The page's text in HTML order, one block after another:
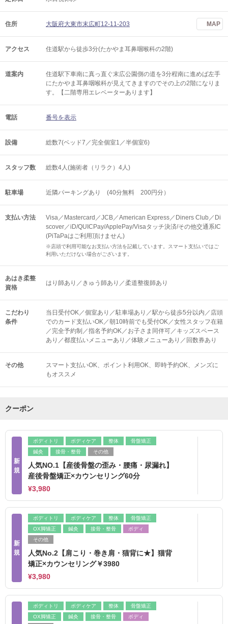
住所 大阪府大東市末広町12-11-203 MAP
アクセス 住道駅から徒歩3分(たかやま耳鼻咽喉科の2階)
道案内
住道駅下車南に真っ直ぐ末広公園側の道を3分程南に進めば左手
にたかやま耳鼻咽喉科が見えてきますのでその上の2階になりま
す。【二階専用エレベーターあります】
電話 番号を表示
設備 総数7(ベッド7／完全個室1／半個室6)
スタッフ数 総数4人(施術者（リラク）4人)
駐車場 近隣パーキングあり (40分無料 200円分）
支払い方法
Visa／Mastercard／JCB／American Express／Diners Club／Di
scover／iD/QUICPay/ApplePay/Visaタッチ決済/その他交通系IC
(PiTaPaはご利用頂けません)
※店頭で利用可能なお支払い方法を記載しています。スマート支払いではご
利用いただけない場合がございます。
あはき柔整
資格
はり師あり／きゅう師あり／柔道整復師あり
こだわり
条件
当日受付OK／個室あり／駐車場あり／駅から徒歩5分以内／店頭
でのカード支払いOK／朝10時前でも受付OK／女性スタッフ在籍
／完全予約制／指名予約OK／お子さま同伴可／キッズスペース
あり／都度払いメニューあり／体験メニューあり／回数券あり
その他 スマート支払いOK ポイント利用OK 即時予約OK
メンズに
もオススメ
クーポン
新
規
ボディトリ ボディケア 整体
骨盤矯正
鍼灸
接骨・整骨 その他
人気NO.1【産後骨盤の歪み・腰痛・尿漏れ】
産後骨盤矯正×カウンセリング60分
¥3,980
新
規
ボディトリ ボディケア 整体
骨盤矯正
OX脚矯正
鍼灸 接骨・整骨
ボディ
その他
人気No.2【肩こり・巻き肩・猫背に★】猫背
矯正×カウンセリング￥3980
¥3,980
ボディトリ ボディケア 整体
骨盤矯正
OX脚矯正
鍼灸 接骨・整骨
ボディ